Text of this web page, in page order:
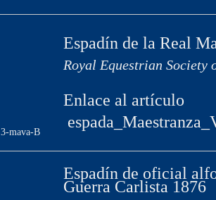
3-mava-B
Espadín de la Real
Royal Equestrian Society
Enlace al artículo
Espadín de oficial
Guerra Carlista 1876